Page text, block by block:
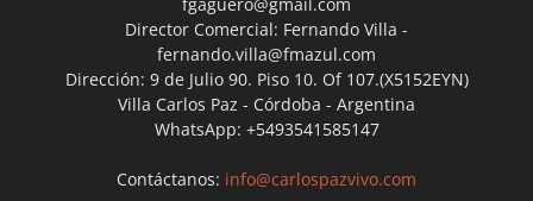
Director Comercial: Fernando Villa -
fernando.villa@fmazul.com
Dirección: 9 de Julio 90. Piso 10. Of 107.(X5152EYN)
Villa Carlos Paz - Córdoba - Argentina
WhatsApp: +5493541585147
Contáctanos: info@carlospazvivo.com